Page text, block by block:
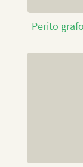
Perito